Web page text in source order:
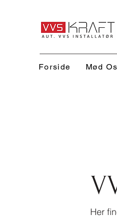
Forside Mød Os
Her